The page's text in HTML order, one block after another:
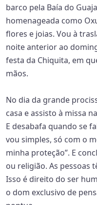
barco pela Baía do
homenageada como
flores e joias. Vou à
noite anterior ao
festa da Chiquita, em
mãos.
No dia da grande
casa e assisto à missa
E desabafa quando se
vou simples, só com o
minha proteção”. E
ou religião. As pessoas
Isso é direito do ser
o dom exclusivo de